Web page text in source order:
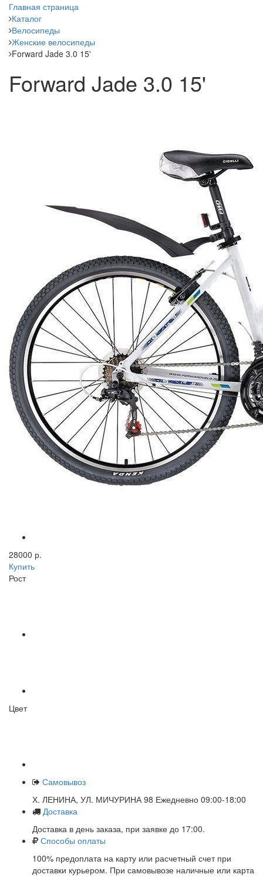
Главная страница
Каталог
Велосипеды
Женские велосипеды
Forward Jade 3.0 15'
Forward Jade 3.0 15'
28000 р.
Купить
Рост
Цвет
Самовывоз
Х. ЛЕНИНА, УЛ. МИЧУРИНА 98 Ежедневно 09:00-18:00
Доставка
Доставка в день заказа, при заявке до 17:00.
Способы оплаты
100% предоплата на карту или расчетный счет при
доставки курьером. При самовывозе наличные или карта